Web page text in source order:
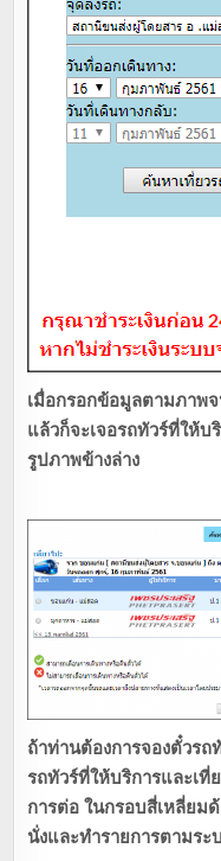
เมื่อกรอกข้อมูลตามภาพ
แล้วก็จะเจอรถทัวร์ที่ให้บ
รูปภาพข้างล่าง
ถ้าท่านต้องการจองตั๋วรถ
รถทัวร์ที่ให้บริการและเ
การต่อ ในกรอบสี่เหลี่ยม
นั่งและทำรายการตามร